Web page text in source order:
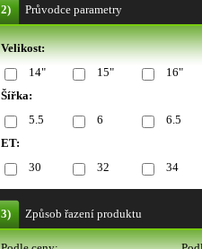
2) Průvodce parametry
Velikost:
14"
15"
16"
Šířka:
5.5
6
6.5
ET:
30
32 34
3) Způsob řazení produktu